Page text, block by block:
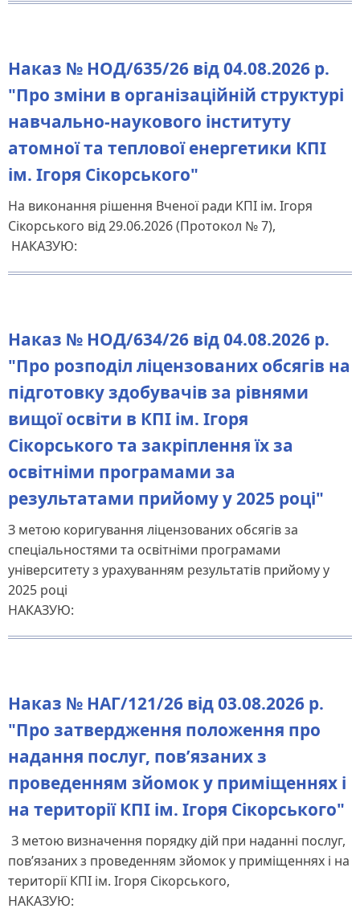
Наказ № НОД/635/26 від 04.08.2026 р.
"Про зміни в організаційній структурі
навчально-наукового інституту
атомної та теплової енергетики КПІ
ім. Ігоря Сікорського"
На виконання рішення Вченої ради КПІ ім. Ігоря
Сікорського від 29.06.2026 (Протокол № 7),
НАКАЗУЮ:
Наказ № НОД/634/26 від 04.08.2026 р.
"Про розподіл ліцензованих обсягів на
підготовку здобувачів за рівнями
вищої освіти в КПІ ім. Ігоря
Сікорського та закріплення їх за
освітніми програмами за
результатами прийому у 2025 році"
З метою коригування ліцензованих обсягів за
спеціальностями та освітніми програмами
університету з урахуванням результатів прийому у
2025 році
НАКАЗУЮ:
Наказ № НАГ/121/26 від 03.08.2026 р.
"Про затвердження положення про
надання послуг, пов’язаних з
проведенням зйомок у приміщеннях і
на території КПІ ім. Ігоря Сікорського"
З метою визначення порядку дій при наданні послуг,
пов’язаних з проведенням зйомок у приміщеннях і на
території КПІ ім. Ігоря Сікорського,
НАКАЗУЮ: